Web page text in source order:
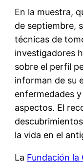
En la muestra,
de septiembre,
técnicas de
investigadores
sobre el perfil
informan de su
enfermedades
aspectos. El
la vida en el
La Fundación la